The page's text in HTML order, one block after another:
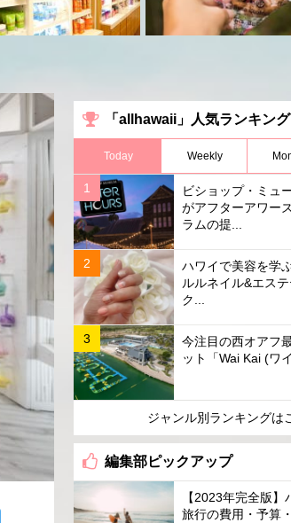
フ
ェ
イ
ー
「allhawaii」人気ランキング
Today Weekly
ビショップ・ミュ
がアフターアワー
ラムの提...
ハワイで美容を学
ルルネイル&エステ
ク...
今注目の西オアフ
ット「Wai Kai (ワ
ジャンル別ランキングは
編集部ピックアップ
【2023年完全版】
旅行の費用・予算